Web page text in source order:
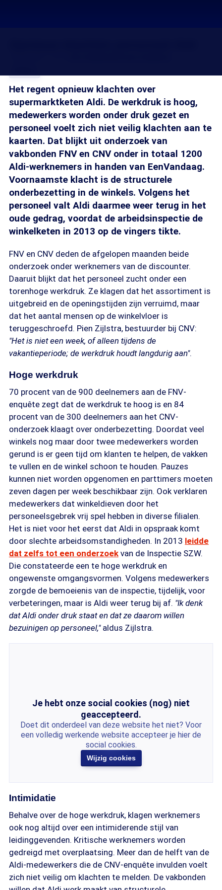
Het regent opnieuw klachten over
supermarktketen Aldi. De werkdruk is hoog,
medewerkers worden onder druk gezet en
personeel voelt zich niet veilig klachten aan te
kaarten. Dat blijkt uit onderzoek van
vakbonden FNV en CNV onder in totaal 1200
Aldi-werknemers in handen van EenVandaag.
Voornaamste klacht is de structurele
onderbezetting in de winkels. Volgens het
personeel valt Aldi daarmee weer terug in het
oude gedrag, voordat de arbeidsinspectie de
winkelketen in 2013 op de vingers tikte.
FNV en CNV deden de afgelopen maanden beide
onderzoek onder werknemers van de discounter.
Daaruit blijkt dat het personeel zucht onder een
torenhoge werkdruk. Ze klagen dat het assortiment is
uitgebreid en de openingstijden zijn verruimd, maar
dat het aantal mensen op de winkelvloer is
teruggeschroefd. Pien Zijlstra, bestuurder bij CNV:
"Het is niet een week, of alleen tijdens de
vakantieperiode; de werkdruk houdt langdurig aan".
Hoge werkdruk
70 procent van de 900 deelnemers aan de FNV-
enquête zegt dat de werkdruk te hoog is en 84
procent van de 300 deelnemers aan het CNV-
onderzoek klaagt over onderbezetting. Doordat veel
winkels nog maar door twee medewerkers worden
gerund is er geen tijd om klanten te helpen, de vakken
te vullen en de winkel schoon te houden. Pauzes
kunnen niet worden opgenomen en parttimers moeten
zeven dagen per week beschikbaar zijn. Ook verklaren
medewerkers dat winkeldieven door het
personeelsgebrek vrij spel hebben in diverse filialen.
Het is niet voor het eerst dat Aldi in opspraak komt
door slechte arbeidsomstandigheden. In 2013 leidde
dat zelfs tot een onderzoek van de Inspectie SZW.
Die constateerde een te hoge werkdruk en
ongewenste omgangsvormen. Volgens medewerkers
zorgde de bemoeienis van de inspectie, tijdelijk, voor
verbeteringen, maar is Aldi weer terug bij af. "Ik denk
dat Aldi onder druk staat en dat ze daarom willen
bezuinigen op personeel," aldus Zijlstra.
Je hebt onze social cookies (nog) niet
geaccepteerd.
Doet dit onderdeel van deze website het niet? Voor
een volledig werkende website accepteer je hier de
social cookies.
Wijzig cookies
Intimidatie
Behalve over de hoge werkdruk, klagen werknemers
ook nog altijd over een intimiderende stijl van
leidinggevenden. Kritische werknemers worden
gedreigd met overplaatsing. Meer dan de helft van de
Aldi-medewerkers die de CNV-enquête invulden voelt
zich niet veilig om klachten te melden. De vakbonden